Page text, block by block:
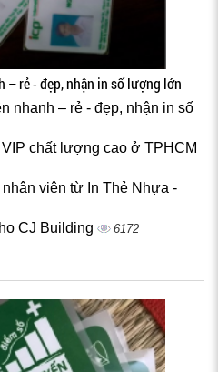
– rẻ - đẹp, nhận in số lượng lớn
nhanh – rẻ - đẹp, nhận in số
VIP chất lượng cao ở TPHCM
nhân viên từ In Thẻ Nhựa -
CJ Building 6172